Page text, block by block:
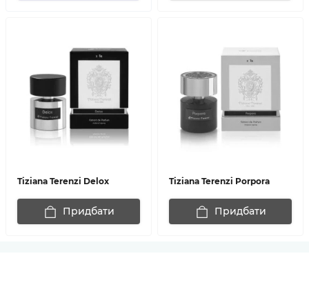
Tiziana Terenzi Delox
Придбати
Tiziana Terenzi Porpora
Придбати